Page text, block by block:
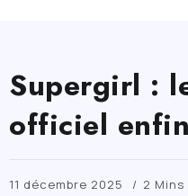
Supergirl :
officiel
11 décembre 2025 2 Mins